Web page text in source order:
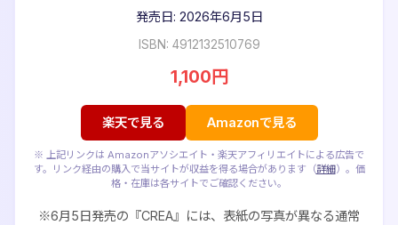
発売日: 2026年6月5日
ISBN: 4912132510769
1,100円
楽天で見る Amazonで見る
※ 上記リンクは Amazonアソシエイト・楽天アフィリエイトによる広告で
す。リンク経由の購入で当サイトが収益を得る場合があります（詳細）。価
格・在庫は各サイトでご確認ください。
※6月5日発売の『CREA』には、表紙の写真が異なる通常